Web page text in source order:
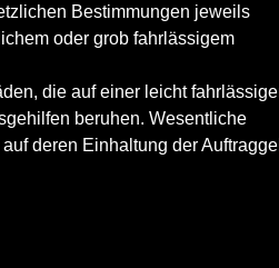
Bestimmungen jeweils
oder grob fahrlässigem
die auf einer leicht
beruhen. Wesentliche
deren Einhaltung der